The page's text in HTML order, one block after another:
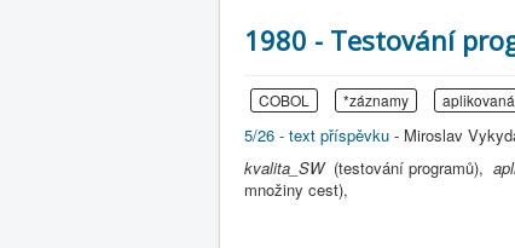
1980 - Testování
COBOL *záznamy
5/26 - text příspěvku - Miroslav
kvalita_SW (testování programů),
množiny cest),